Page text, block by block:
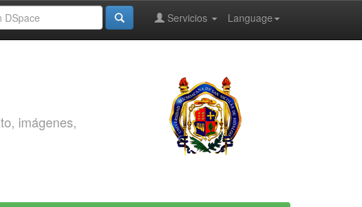
Language
Servicios
imágenes,